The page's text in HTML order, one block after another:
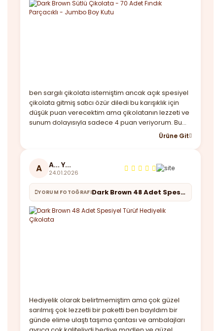
ben sargılı çikolata istemiştim ancak açık spesiyel
çikolata gitmiş satıcı özür diledi bu karışıklık için
düşük puan verecektim ama çikolatanın lezzeti ve
sunum dolayısıyla sadece 4 puan veriyorum. Bu
arada kutu baya büyük çikolatalar lezzetli taşıma
Ürüne Git
A A... Y...
24.01.2026
YORUM FOTOĞRAFI Dark Brown 48 Adet Spesiyel Türüf Hediyelik Çikolata
Hediyelik olarak belirtmemiştim ama çok güzel
sarılmış çok lezzetli bir paketti ben bayıldım bir
günde elime ulaştı taşıma çantası ve ambalajları